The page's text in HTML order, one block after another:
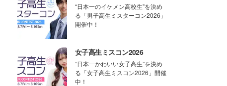
“日本一のイケメン高校生”を決め
る「男子高生ミスターコン2026」
開催中！
女子高生ミスコン2026
“日本一かわいい女子高生”を決め
る「女子高生ミスコン2026」開催
中！